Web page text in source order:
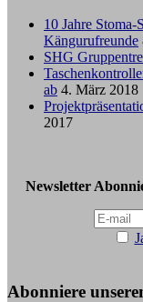
10 Jahre
Kängurufreunde
SHG
ab 4. März 2018
2017
Newsletter
Abonniere